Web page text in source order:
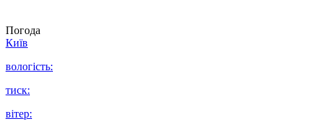
Погода
Київ
вологість:
тиск:
вітер: